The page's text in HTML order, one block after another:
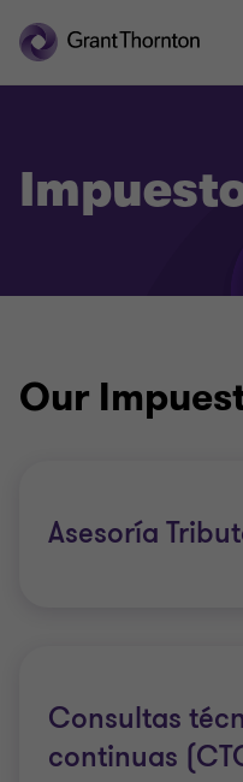
Our
Asesoría
Consultas
continuas